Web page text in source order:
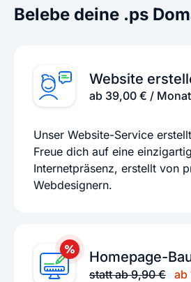
Belebe deine .ps
Website
ab 39,00 € / Monat
Unser Website-Service
Freue dich auf eine
Internetpräsenz, erstellt von
Webdesignern.
Homepage-
statt ab 9,90 € ab